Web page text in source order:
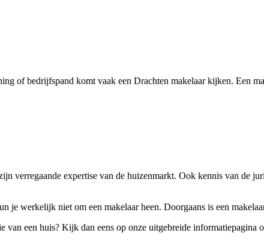
of bedrijfspand komt vaak een Drachten makelaar kijken. Een
verregaande expertise van de huizenmarkt. Ook kennis van de
je werkelijk niet om een makelaar heen. Doorgaans is een
van een huis? Kijk dan eens op onze uitgebreide informatiepagina